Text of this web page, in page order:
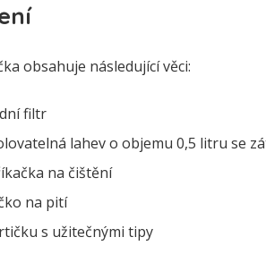
obsahuje následující věci:
filtr
lahev o objemu 0,5 litru se
na čištění
na pití
s užitečnými tipy